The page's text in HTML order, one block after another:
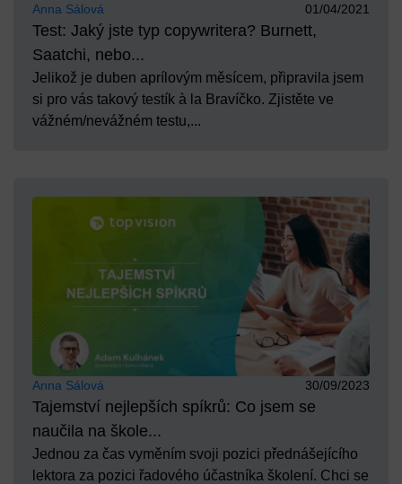
Anna Sálová 01/04/2021
Test: Jaký jste typ copywritera? Burnett,
Saatchi, nebo...
Jelikož je duben aprílovým měsícem, připravila jsem
si pro vás takový testík à la Bravíčko. Zjistěte ve
vážném/nevážném testu,...
Anna Sálová 30/09/2023
Tajemství nejlepších spíkrů: Co jsem se
naučila na škole...
Jednou za čas vyměním svoji pozici přednášejícího
lektora za pozici řadového účastníka školení. Chci se